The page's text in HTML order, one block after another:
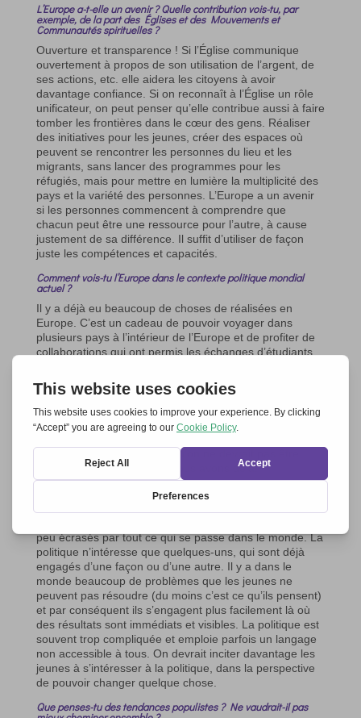
L’Europe a-t-elle un avenir ? Quelle contribution vois-tu, par
exemple, de la part des Églises et des Mouvements et
Communautés spirituelles ?
Ouverture et transparence ! Si l’Église communique
ouvertement à propos de son utilisation de l’argent, de
ses actions, etc. elle aidera les citoyens à avoir
davantage confiance. Si on reconnaît à l’Église un rôle
unificateur, on peut penser qu’elle contribue aussi à faire
tomber les frontières dans le cœur des gens. Réaliser
des initiatives pour les jeunes, créer des espaces où
peuvent se rencontrer les personnes du lieu et les
migrants, sans lancer des programmes pour les
réfugiés, mais pour mettre en lumière la multiplicité des
pays et la variété des personnes. L’Europe a un avenir
si les personnes commencent à comprendre que
chacun peut être une ressource pour l’autre, à cause
justement de sa différence. Il suffit d’utiliser de façon
juste les compétences et capacités.
Comment vois-tu l’Europe dans le contexte politique mondial
actuel ?
Il y a déjà eu beaucoup de choses de réalisées en
Europe. C’est un cadeau de pouvoir voyager dans
plusieurs pays à l’intérieur de l’Europe et de profiter de
collaborations qui ont permis les échanges d’étudiants
devraient être portées à la connaissance de tous, pour
que les citoyens des différents pays puissent se rendre
compte de ce trésor. L’Europe devrait communiquer
davantage sur ses aspects positifs. Nous avons en
couverture sociale. Est-ce qu’on ne devrait pas être
reconnaissants de ce que nous avons déjà.
Il semble que les jeunes se préoccupent peu de l’avenir de
l’Europe. Qu’est-ce que tu en penses ?
peu écrasés par tout ce qui se passe dans le monde. La
politique n’intéresse que quelques-uns, qui sont déjà
engagés d’une façon ou d’une autre. Il y a dans le
monde beaucoup de problèmes que les jeunes ne
peuvent pas résoudre (du moins c’est ce qu’ils pensent)
et par conséquent ils s’engagent plus facilement là où
des résultats sont immédiats et visibles. La politique est
souvent trop compliquée et emploie parfois un langage
non accessible à tous. On devrait inciter davantage les
jeunes à s’intéresser à la politique, dans la perspective
de pouvoir changer quelque chose.
Que penses-tu des tendances populistes ? Ne vaudrait-il pas